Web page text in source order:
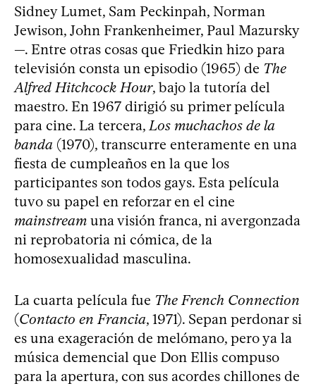
Sidney Lumet, Sam Peckinpah, Norman
Jewison, John Frankenheimer, Paul Mazursky
—. Entre otras cosas que Friedkin hizo para
televisión consta un episodio (1965) de The
Alfred Hitchcock Hour, bajo la tutoría del
maestro. En 1967 dirigió su primer película
para cine. La tercera,Los muchachos de la
banda (1970), transcurre enteramente en una
fiesta de cumpleaños en la que los
participantes son todos gays. Esta película
tuvo su papel en reforzar en el cine
mainstream una visión franca, ni avergonzada
ni reprobatoria ni cómica, de la
homosexualidad masculina.
La cuarta película fue The French Connection
(Contacto en Francia, 1971). Sepan perdonar si
es una exageración de melómano, pero ya la
música demencial que Don Ellis compuso
para la apertura, con sus acordes chillones de